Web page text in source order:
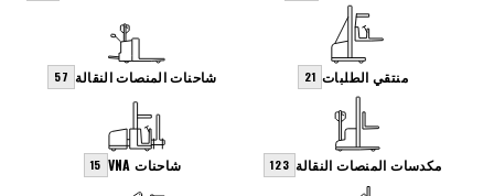
منتقي الطلبات 21 شاحنات المنصات النقالة 57
مكدسات المنصات النقالة 123 شاحنات VNA 15